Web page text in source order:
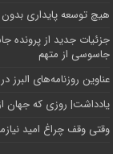
هیچ توسعه پایداری
جزئیات جدید از
جاسوسی از متهم
عناوین روزنامه‌های البرز در ‌18 آذرماه/صدرنشینی در ارائه خدمات زایمان
یادداشت| روزی که جهان
وقتی وقف چراغ امید